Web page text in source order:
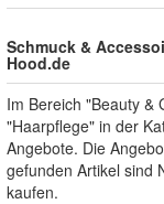
Schmuck &
Hood.de
Im Bereich "Beauty &
"Haarpflege" in der
Angebote. Die
gefunden Artikel sind
kaufen.